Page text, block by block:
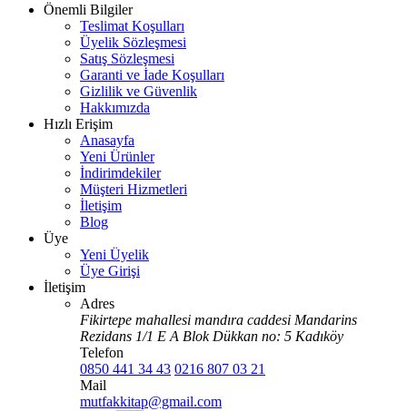
Önemli Bilgiler
Teslimat Koşulları
Üyelik Sözleşmesi
Satış Sözleşmesi
Garanti ve İade Koşulları
Gizlilik ve Güvenlik
Hakkımızda
Hızlı Erişim
Anasayfa
Yeni Ürünler
İndirimdekiler
Müşteri Hizmetleri
İletişim
Blog
Üye
Yeni Üyelik
Üye Girişi
İletişim
Adres
Fikirtepe mahallesi mandıra caddesi Mandarins
Rezidans 1/1 E A Blok Dükkan no: 5 Kadıköy
Telefon
0850 441 34 43 0216 807 03 21
Mail
mutfakkitap@gmail.com